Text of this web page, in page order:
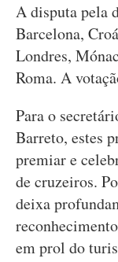
A disputa pela
Barcelona,
Londres,
Roma. A
Para o
Barreto, estes
premiar e
de cruzeiros.
deixa
em prol do